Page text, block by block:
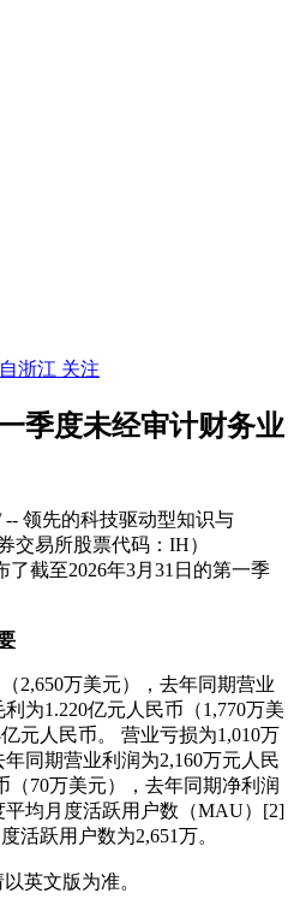
浙江 关注
季度未经审计财务业
-- 领先的科技驱动型知识与
交易所股票代码：IH）
了截至2026年3月31日的第一季
2,650万美元），去年同期营业
为1.220亿元人民币（1,770万美
元人民币。 营业亏损为1,010万
同期营业利润为2,160万元人民
（70万美元），去年同期净利润
平均月度活跃用户数（MAU）[2]
活跃用户数为2,651万。
英文版为准。